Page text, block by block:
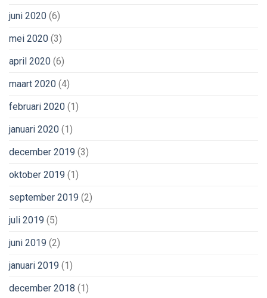
juni 2020 (6)
mei 2020 (3)
april 2020 (6)
maart 2020 (4)
februari 2020 (1)
januari 2020 (1)
december 2019 (3)
oktober 2019 (1)
september 2019 (2)
juli 2019 (5)
juni 2019 (2)
januari 2019 (1)
december 2018 (1)